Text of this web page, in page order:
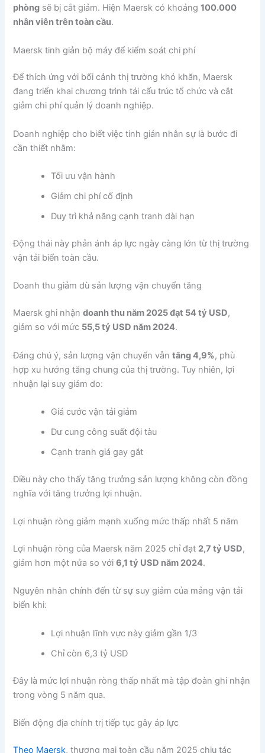
phòng sẽ bị cắt giảm. Hiện Maersk có khoảng100.000
nhân viên trên toàn cầu.
Maersk tinh giản bộ máy để kiểm soát chi phí
Để thích ứng với bối cảnh thị trường khó khăn, Maersk
đang triển khai chương trình tái cấu trúc tổ chức và cắt
giảm chi phí quản lý doanh nghiệp.
Doanh nghiệp cho biết việc tinh giản nhân sự là bước đi
cần thiết nhằm:
Tối ưu vận hành
Giảm chi phí cố định
Duy trì khả năng cạnh tranh dài hạn
Động thái này phản ánh áp lực ngày càng lớn từ thị trường
vận tải biển toàn cầu.
Doanh thu giảm dù sản lượng vận chuyển tăng
Maersk ghi nhậndoanh thu năm 2025 đạt 54 tỷ USD,
giảm so với mức 55,5 tỷ USD năm 2024.
Đáng chú ý, sản lượng vận chuyển vẫntăng 4,9%, phù
hợp xu hướng tăng chung của thị trường. Tuy nhiên, lợi
nhuận lại suy giảm do:
Giá cước vận tải giảm
Dư cung công suất đội tàu
Cạnh tranh giá gay gắt
Điều này cho thấy tăng trưởng sản lượng không còn đồng
nghĩa với tăng trưởng lợi nhuận.
Lợi nhuận ròng giảm mạnh xuống mức thấp nhất 5 năm
Lợi nhuận ròng của Maersk năm 2025 chỉ đạt 2,7 tỷ USD,
giảm hơn một nửa so với6,1 tỷ USD năm 2024.
Nguyên nhân chính đến từ sự suy giảm của mảng vận tải
biển khi:
Lợi nhuận lĩnh vực này giảm gần 1/3
Chỉ còn 6,3 tỷ USD
Đây là mức lợi nhuận ròng thấp nhất mà tập đoàn ghi nhận
trong vòng 5 năm qua.
Biến động địa chính trị tiếp tục gây áp lực
Theo Maersk, thương mại toàn cầu năm 2025 chịu tác